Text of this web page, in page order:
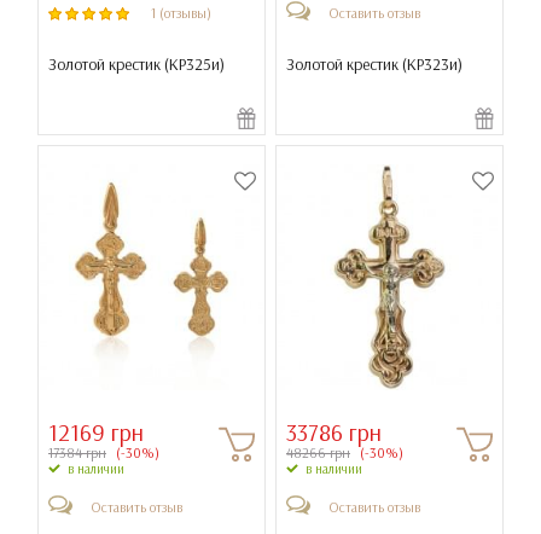
1 (отзывы)
Золотой крестик (КР325и)
Оставить отзыв
Золотой крестик (КР323и)
12169 грн
17384 грн (-30%)
в наличии
Оставить отзыв
33786 грн
48266 грн (-30%)
в наличии
Оставить отзыв